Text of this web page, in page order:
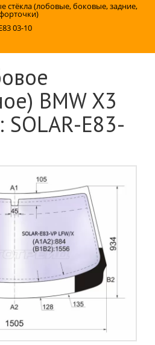
стёкла (лобовые, боковые, задние,
03-10
BMW X3
SOLAR-E83-